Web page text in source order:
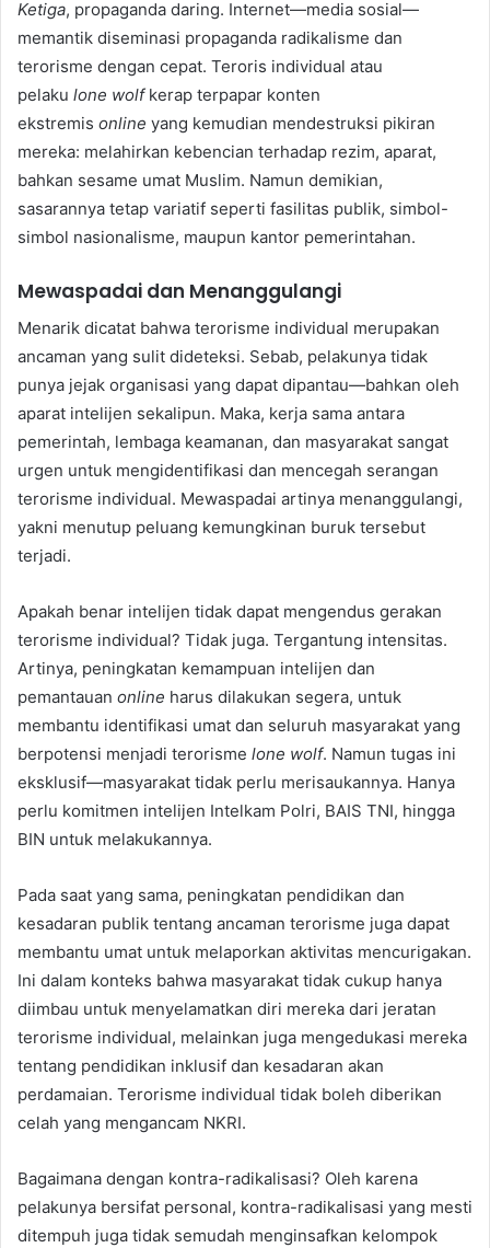
Ketiga, propaganda daring. Internet—media sosial—
memantik diseminasi propaganda radikalisme dan
terorisme dengan cepat. Teroris individual atau
pelaku lone wolfkerap terpapar konten
ekstremis online yang kemudian mendestruksi pikiran
mereka: melahirkan kebencian terhadap rezim, aparat,
bahkan sesame umat Muslim. Namun demikian,
sasarannya tetap variatif seperti fasilitas publik, simbol-
simbol nasionalisme, maupun kantor pemerintahan.
Mewaspadai dan Menanggulangi
Menarik dicatat bahwa terorisme individual merupakan
ancaman yang sulit dideteksi. Sebab, pelakunya tidak
punya jejak organisasi yang dapat dipantau—bahkan oleh
aparat intelijen sekalipun. Maka, kerja sama antara
pemerintah, lembaga keamanan, dan masyarakat sangat
urgen untuk mengidentifikasi dan mencegah serangan
terorisme individual. Mewaspadai artinya menanggulangi,
yakni menutup peluang kemungkinan buruk tersebut
terjadi.
Apakah benar intelijen tidak dapat mengendus gerakan
terorisme individual? Tidak juga. Tergantung intensitas.
Artinya, peningkatan kemampuan intelijen dan
pemantauan online harus dilakukan segera, untuk
membantu identifikasi umat dan seluruh masyarakat yang
berpotensi menjadi terorisme lone wolf. Namun tugas ini
eksklusif—masyarakat tidak perlu merisaukannya. Hanya
perlu komitmen intelijen Intelkam Polri, BAIS TNI, hingga
BIN untuk melakukannya.
Pada saat yang sama, peningkatan pendidikan dan
kesadaran publik tentang ancaman terorisme juga dapat
membantu umat untuk melaporkan aktivitas mencurigakan.
Ini dalam konteks bahwa masyarakat tidak cukup hanya
diimbau untuk menyelamatkan diri mereka dari jeratan
terorisme individual, melainkan juga mengedukasi mereka
tentang pendidikan inklusif dan kesadaran akan
perdamaian. Terorisme individual tidak boleh diberikan
celah yang mengancam NKRI.
Bagaimana dengan kontra-radikalisasi? Oleh karena
pelakunya bersifat personal, kontra-radikalisasi yang mesti
ditempuh juga tidak semudah menginsafkan kelompok